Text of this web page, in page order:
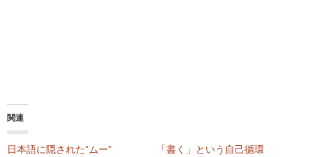
関連
日本語に隠された”ムー”
「書く」という自己循環